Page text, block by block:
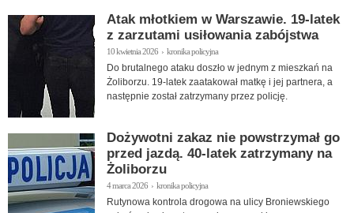
Atak młotkiem w Warszawie. 19-latek
z zarzutami usiłowania zabójstwa
10 kwietnia 2026 › kronika policyjna
Do brutalnego ataku doszło w jednym z mieszkań na
Żoliborzu. 19-latek zaatakował matkę i jej partnera, a
następnie został zatrzymany przez policję.
Dożywotni zakaz nie powstrzymał go
przed jazdą. 40-latek zatrzymany na
Żoliborzu
4 marca 2026 › kronika policyjna
Rutynowa kontrola drogowa na ulicy Broniewskiego